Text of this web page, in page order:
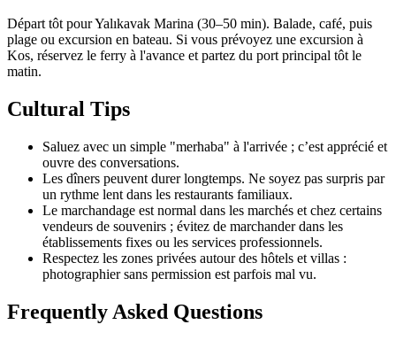
Départ tôt pour Yalıkavak Marina (30–50 min). Balade, café, puis
plage ou excursion en bateau. Si vous prévoyez une excursion à
Kos, réservez le ferry à l'avance et partez du port principal tôt le
matin.
Cultural Tips
Saluez avec un simple "merhaba" à l'arrivée ; c’est apprécié et
ouvre des conversations.
Les dîners peuvent durer longtemps. Ne soyez pas surpris par
un rythme lent dans les restaurants familiaux.
Le marchandage est normal dans les marchés et chez certains
vendeurs de souvenirs ; évitez de marchander dans les
établissements fixes ou les services professionnels.
Respectez les zones privées autour des hôtels et villas :
photographier sans permission est parfois mal vu.
Frequently Asked Questions